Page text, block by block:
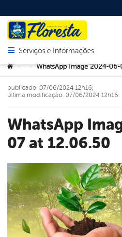
Abrir menu principal de
Serviços e Informações
Você está aqui:
> > WhatsApp Image 2024-06-
WhatsApp Image 2024-06-
07 at 12.06.50
publicado: 07/06/2024 12h16,
última modificação: 07/06/2024 12h16